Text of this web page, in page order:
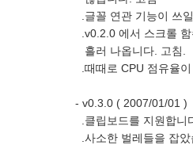
.글꼴 연관 기능이 쓰일
.v0.2.0 에서 스크롤 함
흘러 나옵니다. 고침.
.때때로 CPU 점유율이
- v0.3.0 ( 2007/01/01 )
.클립보드를 지원합니
.사소한 벌레들을 잡았